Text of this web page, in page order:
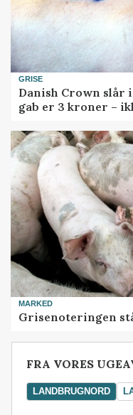
GRISE
Danish Crown slår
gab er 3 kroner –
MARKED
Grisenoteringen
FRA VORES
LANDBRUGNORD